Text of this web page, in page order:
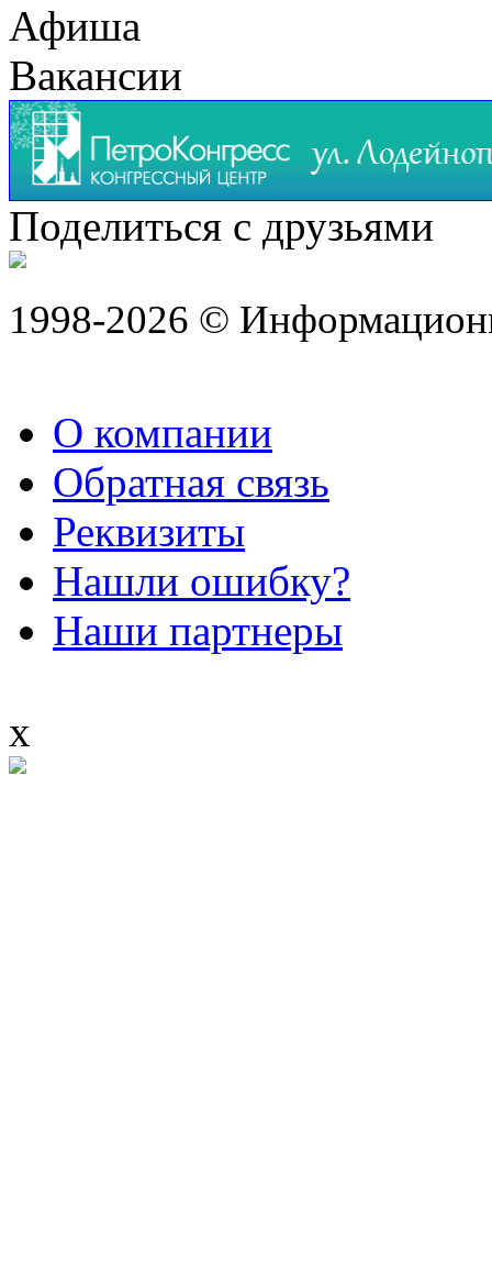
Афиша
Вакансии
Поделиться с друзьями
1998-2026 ©
О компании
Обратная связь
Реквизиты
Нашли ошибку?
Наши партнеры
x